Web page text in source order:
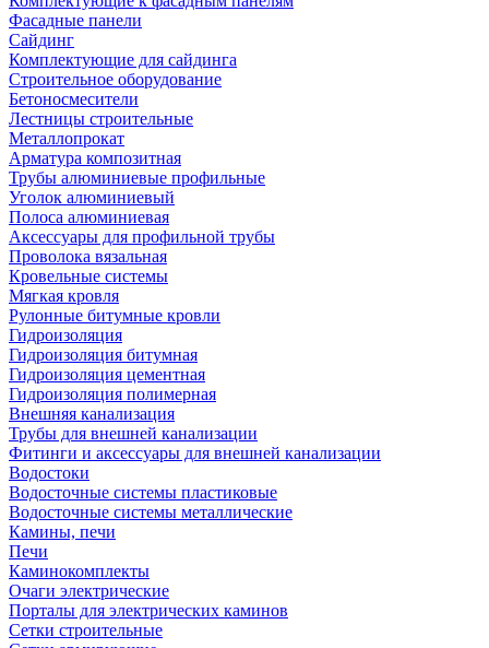
Фасадные панели
Сайдинг
Комплектующие для сайдинга
Строительное оборудование
Бетоносмесители
Лестницы строительные
Металлопрокат
Арматура композитная
Трубы алюминиевые профильные
Уголок алюминиевый
Полоса алюминиевая
Аксессуары для профильной трубы
Проволока вязальная
Кровельные системы
Мягкая кровля
Рулонные битумные кровли
Гидроизоляция
Гидроизоляция битумная
Гидроизоляция цементная
Гидроизоляция полимерная
Внешняя канализация
Трубы для внешней канализации
Фитинги и аксессуары для внешней канализации
Водостоки
Водосточные системы пластиковые
Водосточные системы металлические
Камины, печи
Печи
Каминокомплекты
Очаги электрические
Порталы для электрических каминов
Сетки строительные